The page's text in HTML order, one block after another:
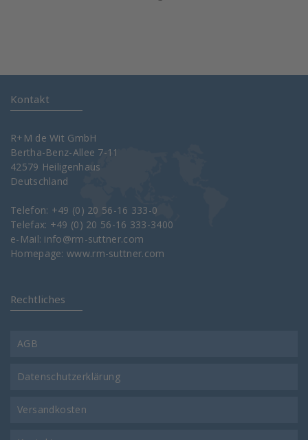
Kontakt
R+M de Wit GmbH
Bertha-Benz-Allee 7-11
42579 Heiligenhaus
Deutschland
Telefon: +49 (0) 20 56-16 333-0
Telefax: +49 (0) 20 56-16 333-3400
e-Mail: info@rm-suttner.com
Homepage:www.rm-suttner.com
Rechtliches
AGB
Datenschutzerklärung
Versandkosten